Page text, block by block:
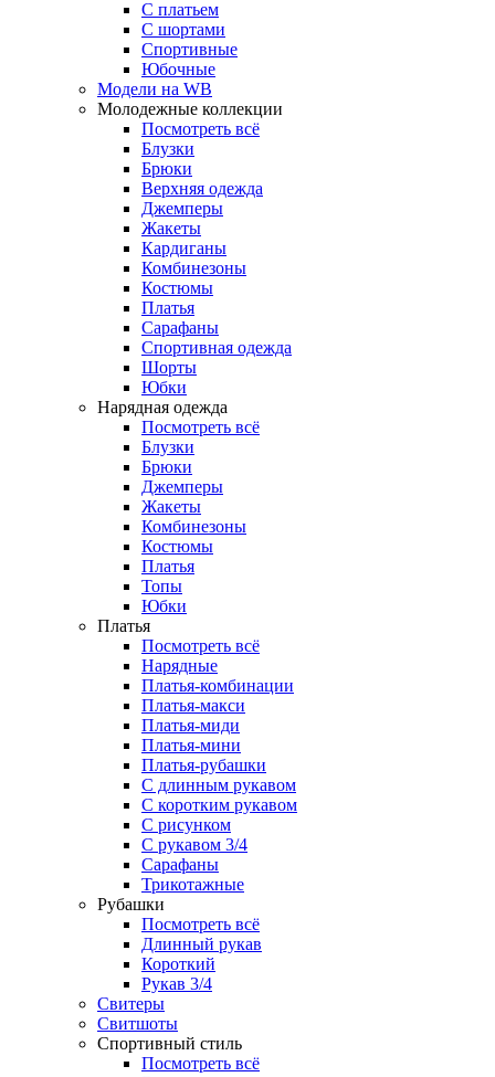
С платьем
С шортами
Спортивные
Юбочные
Модели на WB
Молодежные коллекции
Посмотреть всё
Блузки
Брюки
Верхняя одежда
Джемперы
Жакеты
Кардиганы
Комбинезоны
Костюмы
Платья
Сарафаны
Спортивная одежда
Шорты
Юбки
Нарядная одежда
Посмотреть всё
Блузки
Брюки
Джемперы
Жакеты
Комбинезоны
Костюмы
Платья
Топы
Юбки
Платья
Посмотреть всё
Нарядные
Платья-комбинации
Платья-макси
Платья-миди
Платья-мини
Платья-рубашки
С длинным рукавом
С коротким рукавом
С рисунком
С рукавом 3/4
Сарафаны
Трикотажные
Рубашки
Посмотреть всё
Длинный рукав
Короткий
Рукав 3/4
Свитеры
Свитшоты
Спортивный стиль
Посмотреть всё